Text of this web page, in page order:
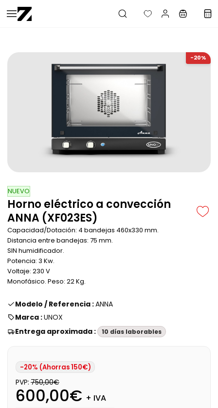
Saltar al
contenido
-20%
NUEVO
Horno eléctrico a convección
ANNA (XF023ES)
Capacidad/Dotación: 4 bandejas 460x330 mm.
Distancia entre bandejas: 75 mm.
SIN humidificador.
Potencia: 3 Kw.
Voltaje: 230 V
Monofásico. Peso: 22 Kg.
Modelo / Referencia :ANNA
Marca :UNOX
Entrega aproximada :
10 días laborables
-20% (Ahorras 150€)
PVP: 750,00€
600,00€ + IVA